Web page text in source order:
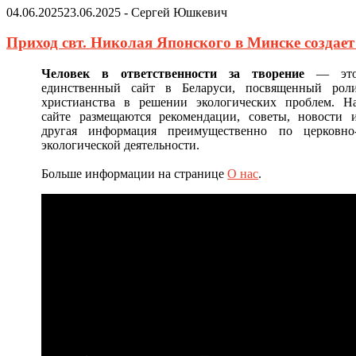
04.06.202523.06.2025 - Сергей Юшкевич
Приход свт. Николая Японского в Минске
Человек в ответственности за творение—
единственный сайт в Беларуси, посвященный
христианства в решении экологических проблем.
сайте размещаются рекомендации, советы, новости
другая информация преимущественно по
экологической деятельности.
Больше информации на страницеО нас.